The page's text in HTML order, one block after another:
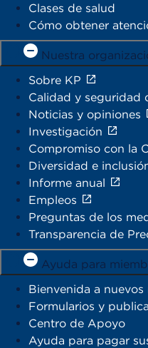
Clases de salud
Cómo obtener
Nuestra
Sobre KP
Calidad y seguridad
Noticias y opiniones
Investigación
Compromiso con la
Diversidad e
Informe anual
Empleos
Preguntas de los
Transparencia de
Ayuda para
Bienvenida a nuevos
Formularios y
Centro de Apoyo
Ayuda para pagar